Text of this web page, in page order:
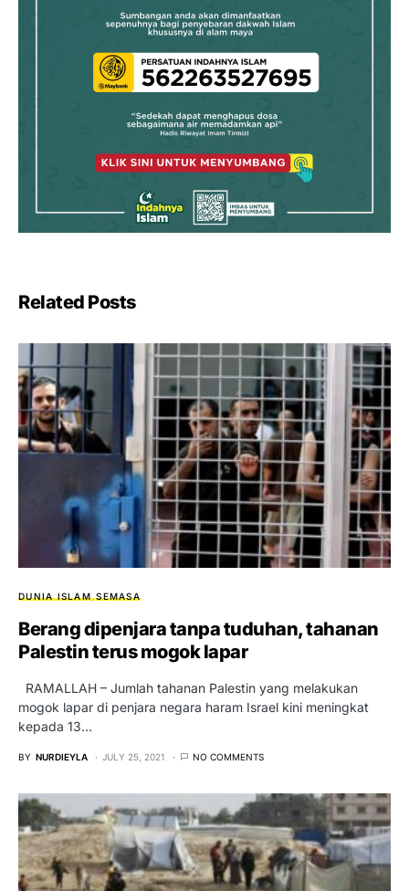
Related Posts
DUNIA ISLAM SEMASA
Berang dipenjara tanpa tuduhan, tahanan
Palestin terus mogok lapar
RAMALLAH – Jumlah tahanan Palestin yang melakukan
mogok lapar di penjara negara haram Israel kini meningkat
kepada 13…
BY NURDIEYLA JULY 25, 2021 NO COMMENTS